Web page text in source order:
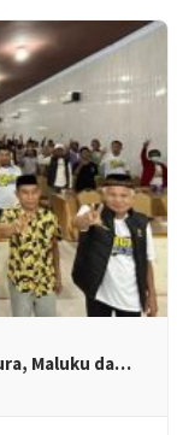
Maluku da…